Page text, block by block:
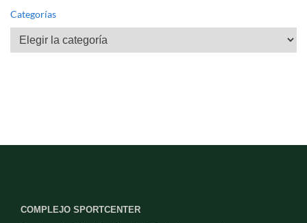
Categorías
Categorías
COMPLEJO SPORTCENTER